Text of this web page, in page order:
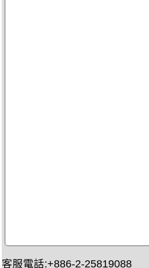
客服電話:+886-2-25819088